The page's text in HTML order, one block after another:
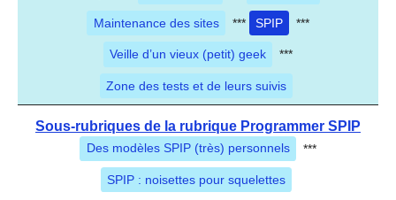
Maintenance des sites *** SPIP ***
Veille d’un vieux (petit) geek ***
Zone des tests et de leurs suivis
Sous-rubriques de la rubrique Programmer SPIP
Des modèles SPIP (très) personnels ***
SPIP : noisettes pour squelettes